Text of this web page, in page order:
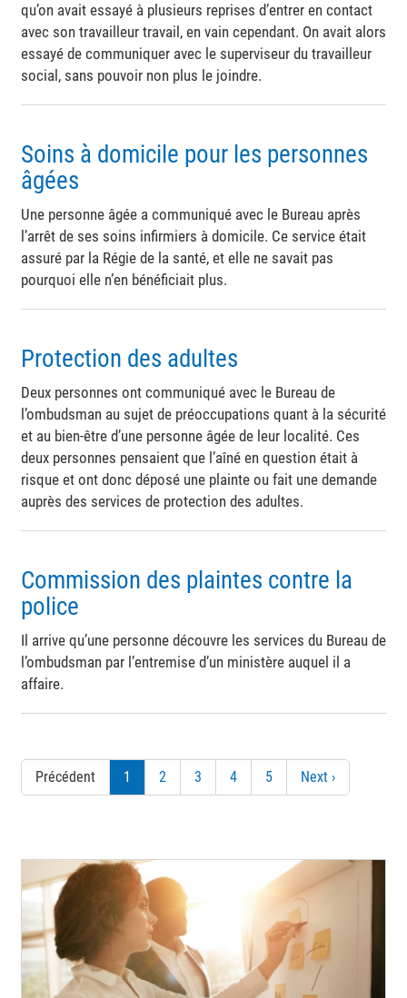
qu’on avait essayé à plusieurs reprises d’entrer en contact
avec son travailleur travail, en vain cependant. On avait alors
essayé de communiquer avec le superviseur du travailleur
social, sans pouvoir non plus le joindre.
Soins à domicile pour les personnes
âgées
Une personne âgée a communiqué avec le Bureau après
l’arrêt de ses soins infirmiers à domicile. Ce service était
assuré par la Régie de la santé, et elle ne savait pas
pourquoi elle n’en bénéficiait plus.
Protection des adultes
Deux personnes ont communiqué avec le Bureau de
l’ombudsman au sujet de préoccupations quant à la sécurité
et au bien-être d’une personne âgée de leur localité. Ces
deux personnes pensaient que l’aîné en question était à
risque et ont donc déposé une plainte ou fait une demande
auprès des services de protection des adultes.
Commission des plaintes contre la
police
Il arrive qu’une personne découvre les services du Bureau de
l’ombudsman par l’entremise d’un ministère auquel il a
affaire.
Pagination
Précédent
Page
courante
1 Page
2 Page
3 Page
4 Page
5
Page
suivante
Next ›